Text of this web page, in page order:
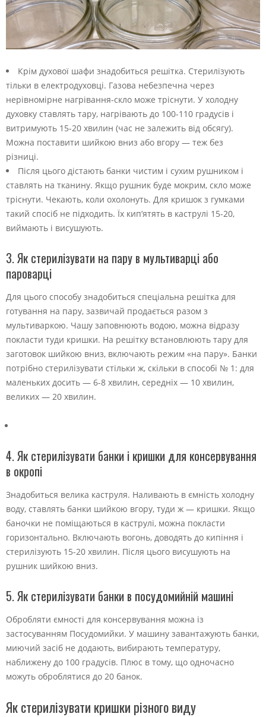
Крім духової шафи знадобиться решітка. Стерилізують
тільки в електродуховці. Газова небезпечна через
нерівномірне нагрівання-скло може тріснути. У холодну
духовку ставлять тару, нагрівають до 100-110 градусів і
витримують 15-20 хвилин (час не залежить від обсягу).
Можна поставити шийкою вниз або вгору — теж без
різниці.
Після цього дістають банки чистим і сухим рушником і
ставлять на тканину. Якщо рушник буде мокрим, скло може
тріснути. Чекають, коли охолонуть. Для кришок з гумками
такий спосіб не підходить. Їх кип’ятять в каструлі 15-20,
виймають і висушують.
3. Як стерилізувати на пару в мультиварці або
пароварці
Для цього способу знадобиться спеціальна решітка для
готування на пару, зазвичай продається разом з
мультиваркою. Чашу заповнюють водою, можна відразу
покласти туди кришки. На решітку встановлюють тару для
заготовок шийкою вниз, включають режим «на пару». Банки
потрібно стерилізувати стільки ж, скільки в способі № 1: для
маленьких досить — 6-8 хвилин, середніх — 10 хвилин,
великих — 20 хвилин.
4. Як стерилізувати банки і кришки для консервування
в окропі
Знадобиться велика каструля. Наливають в ємність холодну
воду, ставлять банки шийкою вгору, туди ж — кришки. Якщо
баночки не поміщаються в каструлі, можна покласти
горизонтально. Включають вогонь, доводять до кипіння і
стерилізують 15-20 хвилин. Після цього висушують на
рушник шийкою вниз.
5. Як стерилізувати банки в посудомийній машині
Обробляти ємності для консервування можна із
застосуванням Посудомийки. У машину завантажують банки,
миючий засіб не додають, вибирають температуру,
наближену до 100 градусів. Плюс в тому, що одночасно
можуть оброблятися до 20 банок.
Як стерилізувати кришки різного виду